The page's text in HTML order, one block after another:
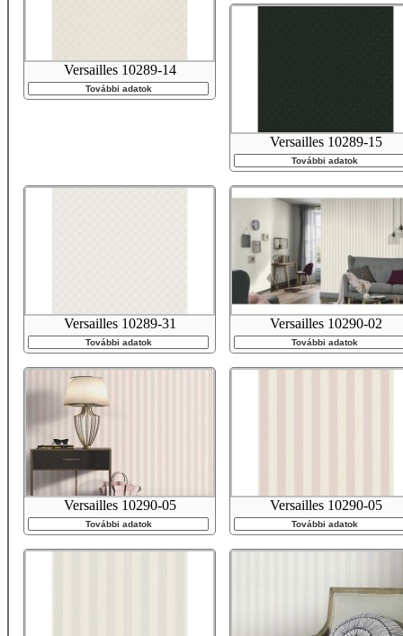
Versailles 10289-14
További adatok
Versailles 10289-15
További adatok
Versailles 10289-31
További adatok
Versailles 10290-02
További adatok
Versailles 10290-05
További adatok
Versailles 10290-05
További adatok